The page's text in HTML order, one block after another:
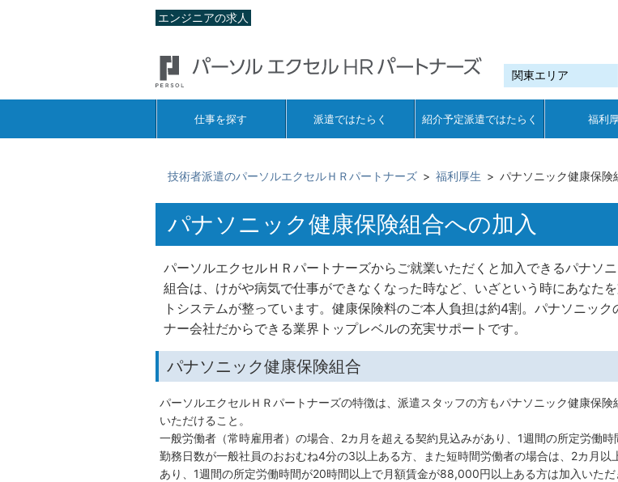
エンジニアの求人
仕事を探す 派遣ではたらく 紹介予定派遣ではたらく 福利
技術者派遣のパーソルエクセルＨＲパートナーズ 福利厚生 パナソニック健康保険
パナソニック健康保険組合への加入
パーソルエクセルＨＲパートナーズからご就業いただくと加入できるパナソ
組合は、けがや病気で仕事ができなくなった時など、いざという時にあなた
トシステムが整っています。健康保険料のご本人負担は約4割。パナソニック
ナー会社だからできる業界トップレベルの充実サポートです。
パナソニック健康保険組合
パーソルエクセルＨＲパートナーズの特徴は、派遣スタッフの方もパナソニック健康保険
いただけること。
一般労働者（常時雇用者）の場合、2カ月を超える契約見込みがあり、1週間の所定労働時
勤務日数が一般社員のおおむね4分の3以上ある方、また短時間労働者の場合は、2カ月以
あり、1週間の所定労働時間が20時間以上で月額賃金が88,000円以上ある方は加入いただ